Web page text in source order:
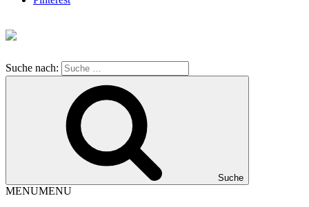
Suche nach:
Suche
MENUMENU